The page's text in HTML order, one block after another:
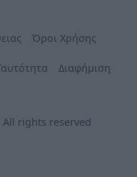
Όροι Χρήσης
Διαφήμιση
rights reserved